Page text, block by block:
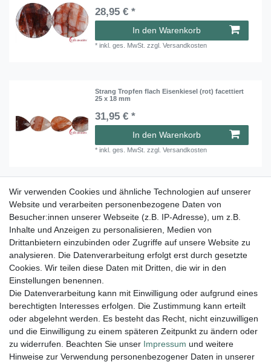
28,95 € *
In den Warenkorb
*inkl. ges. MwSt. zzgl.Versandkosten
Strang Tropfen flach Eisenkiesel (rot) facettiert
25 x 18 mm
31,95 € *
In den Warenkorb
*inkl. ges. MwSt. zzgl.Versandkosten
Strang Tropfen flach Eisenkiesel gelb facettiert
25 x 18mm
31,95 € *
In den Warenkorb
*inkl. ges. MwSt. zzgl.Versandkosten
Lieferung und Versand
Impressum Daten­schutz­erklärung AGB
Wir verwenden Cookies und ähnliche Technologien auf unserer
Website und verarbeiten personenbezogene Daten von
Besucher:innen unserer Webseite (z.B. IP-Adresse), um z.B.
Inhalte und Anzeigen zu personalisieren, Medien von
Drittanbietern einzubinden oder Zugriffe auf unsere Website zu
analysieren. Die Datenverarbeitung erfolgt erst durch gesetzte
Cookies. Wir teilen diese Daten mit Dritten, die wir in den
Einstellungen benennen.
Die Datenverarbeitung kann mit Einwilligung oder aufgrund eines
berechtigten Interesses erfolgen. Die Zustimmung kann erteilt
oder abgelehnt werden. Es besteht das Recht, nicht einzuwilligen
und die Einwilligung zu einem späteren Zeitpunkt zu ändern oder
zu widerrufen. Beachten Sie unser Impressum und weitere
Hinweise zur Verwendung personenbezogener Daten in unserer